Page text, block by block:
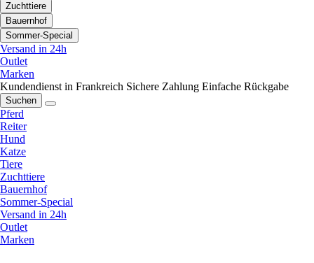
Zuchttiere
Bauernhof
Sommer-Special
Versand in 24h
Outlet
Marken
Kundendienst in Frankreich Sichere Zahlung Einfache Rückgabe
Suchen
Pferd
Reiter
Hund
Katze
Tiere
Zuchttiere
Bauernhof
Sommer-Special
Versand in 24h
Outlet
Marken